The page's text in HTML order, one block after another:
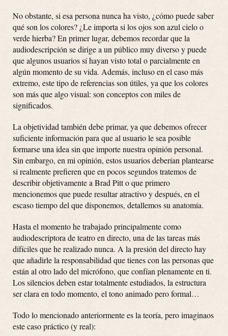
No obstante, si esa persona nunca ha visto, ¿cómo puede saber
qué son los colores? ¿Le importa si los ojos son azul cielo o
verde hierba? En primer lugar, debemos recordar que la
audiodescripción se dirige a un público muy diverso y puede
que algunos usuarios sí hayan visto total o parcialmente en
algún momento de su vida. Además, incluso en el caso más
extremo, este tipo de referencias son útiles, ya que los colores
son más que algo visual: son conceptos con miles de
significados.
La objetividad también debe primar, ya que debemos ofrecer
suficiente información para que al usuario le sea posible
formarse una idea sin que importe nuestra opinión personal.
Sin embargo, en mi opinión, estos usuarios deberían plantearse
si realmente prefieren que en pocos segundos tratemos de
describir objetivamente a Brad Pitt o que primero
mencionemos que puede resultar atractivo y después, en el
escaso tiempo del que disponemos, detallemos su anatomía.
Hasta el momento he trabajado principalmente como
audiodescriptora de teatro en directo, una de las tareas más
difíciles que he realizado nunca. A la presión del directo hay
que añadirle la responsabilidad que tienes con las personas que
están al otro lado del micrófono, que confían plenamente en ti.
Los silencios deben estar totalmente estudiados, la estructura
ser clara en todo momento, el tono animado pero formal…
Todo lo mencionado anteriormente es la teoría, pero imaginaos
este caso práctico (y real):